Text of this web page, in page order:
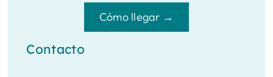
Cómo llegar →
Contacto